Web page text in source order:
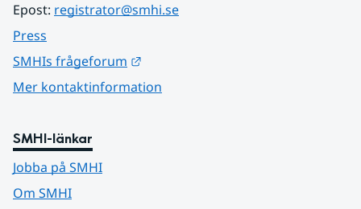
Epost: registrator@smhi.se
Press
SMHIs frågeforum
Mer kontaktinformation
SMHI-länkar
Jobba på SMHI
Om SMHI